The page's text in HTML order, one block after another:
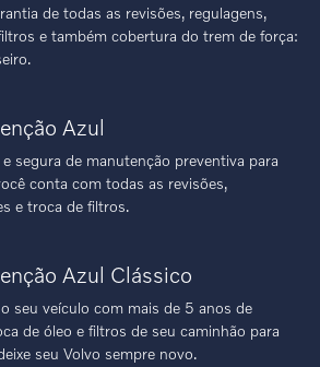
de todas as revisões, regulagens,
e também cobertura do trem de força:
Azul
segura de manutenção preventiva para
conta com todas as revisões,
e troca de filtros.
Azul Clássico
seu veículo com mais de 5 anos de
de óleo e filtros de seu caminhão para
seu Volvo sempre novo.